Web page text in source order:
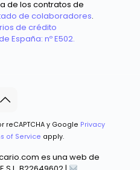
reCAPTCHA y Google Privacy
of Service apply.